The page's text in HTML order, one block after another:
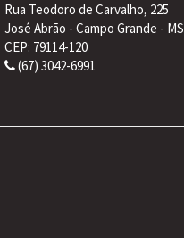
Rua Teodoro de Carvalho, 225
José Abrão - Campo Grande - MS
CEP: 79114-120
(67) 3042-6991